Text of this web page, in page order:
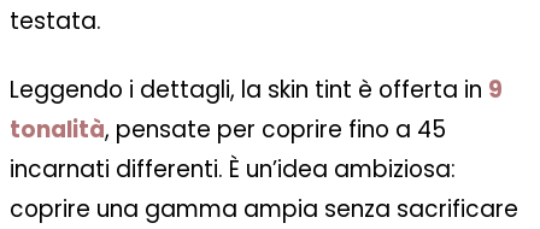
testata.
Leggendo i dettagli, la skin tint è offerta in 9
tonalità, pensate per coprire fino a 45
incarnati differenti. È un’idea ambiziosa:
coprire una gamma ampia senza sacrificare